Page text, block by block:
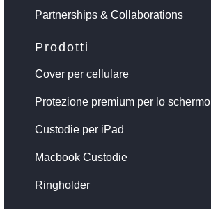
Partnerships & Collaborations
Prodotti
Cover per cellulare
Protezione premium per lo schermo
Custodie per iPad
Macbook Custodie
Ringholder